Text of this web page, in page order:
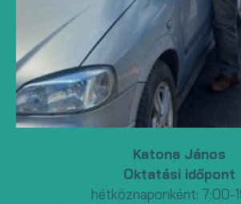
Katona János
Oktatási időpont
hétköznaponként: 7:00-